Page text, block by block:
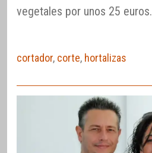
vegetales por unos 25 euros.
cortador, corte, hortalizas